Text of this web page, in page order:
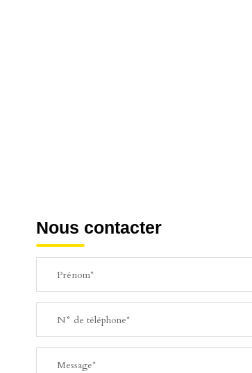
Nous contacter
Prénom*
N° de téléphone*
Message*